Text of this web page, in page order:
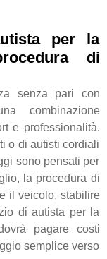
per la
di
senza pari con
combinazione
e professionalità.
o di autisti cordiali
sono pensati per
la procedura di
il veicolo, stabilire
di autista per la
pagare costi
semplice verso